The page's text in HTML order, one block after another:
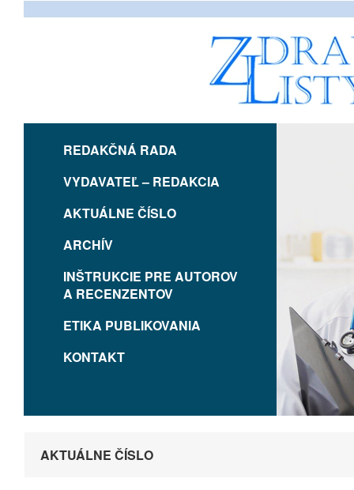
REDAKČNÁ RADA
VYDAVATEĽ – REDAKCIA
AKTUÁLNE ČÍSLO
ARCHÍV
INŠTRUKCIE PRE AUTOROV
A RECENZENTOV
ETIKA PUBLIKOVANIA
KONTAKT
AKTUÁLNE ČÍSLO